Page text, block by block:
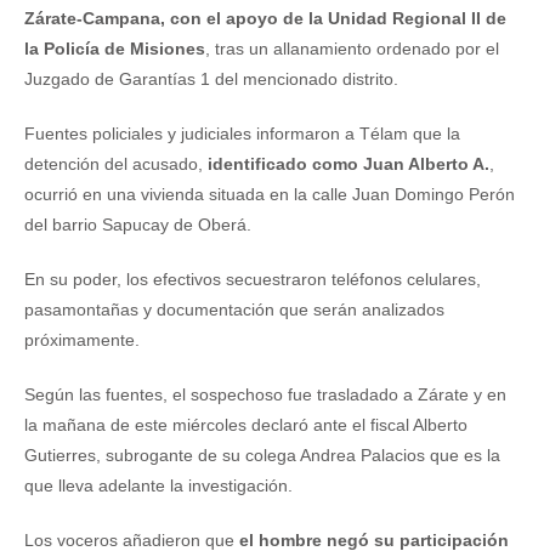
Zárate-Campana, con el apoyo de la Unidad Regional II de
la Policía de Misiones , tras un allanamiento ordenado por el
Juzgado de Garantías 1 del mencionado distrito.
Fuentes policiales y judiciales informaron a Télam que la
detención del acusado, identificado como Juan Alberto A.
ocurrió en una vivienda situada en la calle Juan Domingo Perón
del barrio Sapucay de Oberá.
En su poder, los efectivos secuestraron teléfonos celulares,
pasamontañas y documentación que serán analizados
próximamente.
Según las fuentes, el sospechoso fue trasladado a Zárate y en
la mañana de este miércoles declaró ante el fiscal Alberto
Gutierres, subrogante de su colega Andrea Palacios que es la
que lleva adelante la investigación.
Los voceros añadieron que el hombre negó su participación